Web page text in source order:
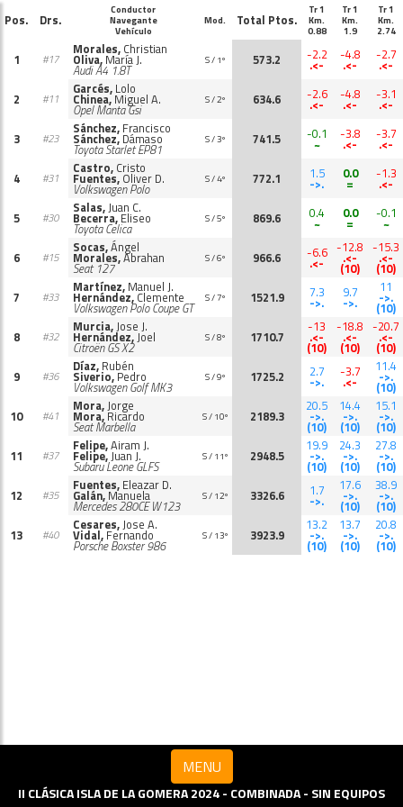
Pos. Drs.
Conductor
Navegante
Vehículo
Mod. Total Ptos.
Tr 1
Km.
0.88
Tr 1
Km.
1.9
Tr 1
Km.
2.74
1 #17
Morales, Christian
Oliva, María J.
Audi A4 1.8T
S / 1º 573.2 -2.2
.<-
-4.8
.<-
-2.7
.<-
2
#11
Garcés, Lolo
Chinea, Miguel A.
Opel Manta Gsi
S / 2º 634.6 -2.6
.<-
-4.8
.<-
-3.1
.<-
3
#23
Sánchez, Francisco
Sánchez, Dámaso
Toyota Starlet EP81
S / 3º 741.5 -0.1
~
-3.8
.<-
-3.7
.<-
4
#31
Castro, Cristo
Fuentes, Oliver D.
Volkswagen Polo
S / 4º 772.1 1.5
->.
0.0
=
-1.3
.<-
5
#30
Salas,Juan C.
Becerra, Eliseo
Toyota Celica
S / 5º 869.6 0.4
~
0.0
=
-0.1
~
6
#15
Socas,Ángel
Morales,Abrahan
Seat 127
S / 6º 966.6 -6.6
.<-
-12.8
.<-
(10)
-15.3
.<-
(10)
7
#33
Martínez, Manuel J.
Hernández, Clemente
Volkswagen Polo Coupe GT
S / 7º 1521.9 7.3
->.
9.7
->.
11
->.
(10)
8
#32
Murcia,Jose J.
Hernández,Joel
Citroën GS X2
S / 8º 1710.7
-13
.<-
(10)
-18.8
.<-
(10)
-20.7
.<-
(10)
9
#36
Díaz, Rubén
Siverio, Pedro
Volkswagen Golf MK3
S / 9º 1725.2 2.7
->.
-3.7
.<-
11.4
->.
(10)
10
#41
Mora,Jorge
Mora,Ricardo
Seat Marbella
S / 10º 2189.3
20.5
->.
(10)
14.4
->.
(10)
15.1
->.
(10)
11
#37
Felipe,Airam J.
Felipe,Juan J.
Subaru Leone GLFS
S / 11º 2948.5
19.9
->.
(10)
24.3
->.
(10)
27.8
->.
(10)
12
#35
Fuentes, Eleazar D.
Galán, Manuela
Mercedes 280CE W123
S / 12º 3326.6 1.7
->.
17.6
->.
(10)
38.9
->.
(10)
13
#40
Cesares,Jose A.
Vidal, Fernando
Porsche Boxster 986
S / 13º 3923.9
13.2
->.
(10)
13.7
->.
(10)
20.8
->.
(10)
MENU
II CLÁSICA ISLA DE LA GOMERA 2024 - COMBINADA - SIN EQUIPOS